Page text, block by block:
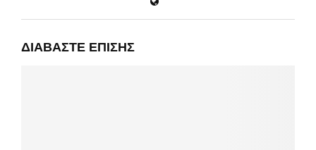
ΔΙΑΒΆΣΤΕ ΕΠΊΣΗΣ